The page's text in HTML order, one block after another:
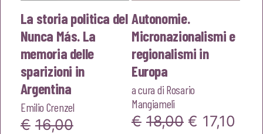
La storia politica del
Nunca Más. La
memoria delle
sparizioni in
Argentina
Emilio Crenzel
€ 16,00
Autonomie.
Micronazionalismi e
regionalismi in
Europa
a cura di Rosario
Mangiameli
€ 18,00 Il
€ 17,10